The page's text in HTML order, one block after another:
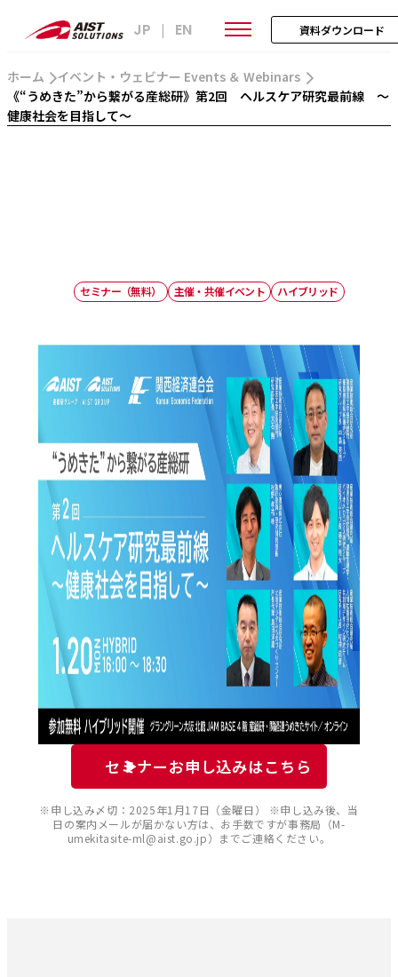
JP | EN 資料ダウンロード
ホーム
イベント・ウェビナー Events ＆ Webinars
《“うめきた”から繋がる産総研》第2回 ヘルスケア研究最前線 ～
健康社会を目指して～
セミナー（無料） 主催・共催イベント ハイブリッド
セミナーお申し込みはこちら
※申し込み〆切：2025年1月17日（金曜日） ※申し込み後、当
日の案内メールが届かない方は、お手数ですが事務局（M-
umekitasite-ml@aist.go.jp）までご連絡ください。